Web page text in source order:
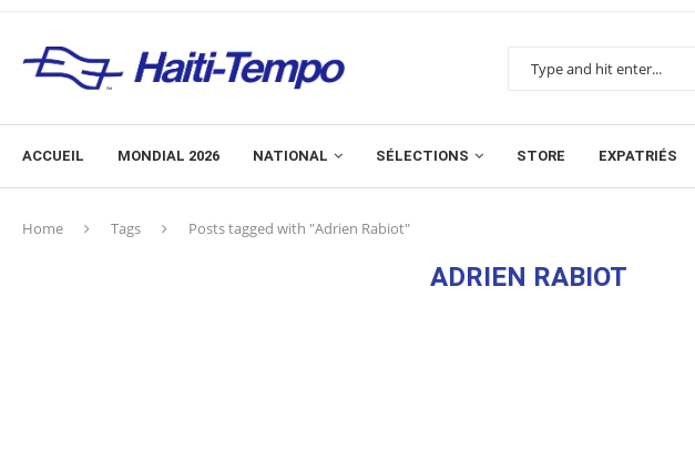
ACCUEIL MONDIAL 2026 NATIONAL SÉLECTIONS STORE EXPATRIÉS
Home Tags Posts tagged with "Adrien Rabiot"
ADRIEN RABIOT